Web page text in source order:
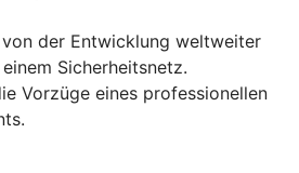
der Entwicklung weltweiter
Sicherheitsnetz.
Vorzüge eines professionellen